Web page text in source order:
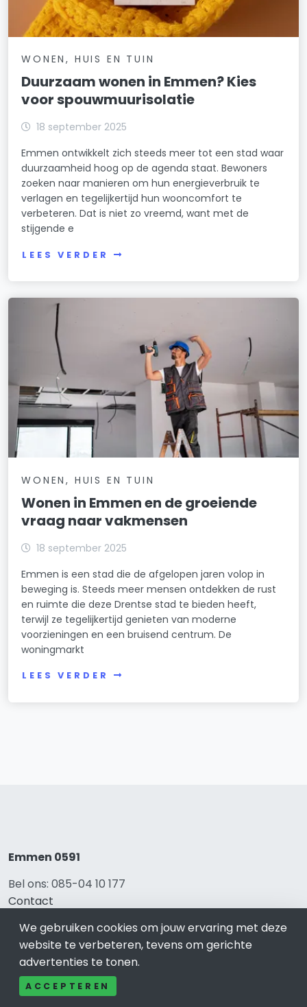
WONEN, HUIS EN TUIN
Duurzaam wonen in Emmen? Kies
voor spouwmuurisolatie
18 september 2025
Emmen ontwikkelt zich steeds meer tot een stad waar
duurzaamheid hoog op de agenda staat. Bewoners
zoeken naar manieren om hun energieverbruik te
verlagen en tegelijkertijd hun wooncomfort te
verbeteren. Dat is niet zo vreemd, want met de
stijgende e
LEES VERDER
WONEN, HUIS EN TUIN
Wonen in Emmen en de groeiende
vraag naar vakmensen
18 september 2025
Emmen is een stad die de afgelopen jaren volop in
beweging is. Steeds meer mensen ontdekken de rust
en ruimte die deze Drentse stad te bieden heeft,
terwijl ze tegelijkertijd genieten van moderne
voorzieningen en een bruisend centrum. De
woningmarkt
LEES VERDER
Emmen 0591
Bel ons: 085-04 10 177
Contact
Over ons
Cookieverklaring
Avg
Privacy
We gebruiken cookies om jouw ervaring met deze
website te verbeteren, tevens om gerichte
advertenties te tonen.
ACCEPTEREN